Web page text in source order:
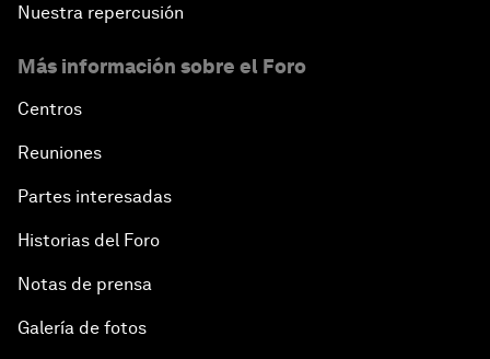
Nuestra repercusión
Más información sobre el Foro
Centros
Reuniones
Partes interesadas
Historias del Foro
Notas de prensa
Galería de fotos